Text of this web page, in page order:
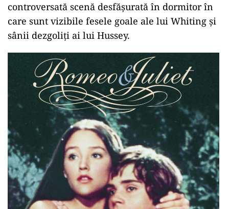
controversată scenă desfăşurată în dormitor în
care sunt vizibile fesele goale ale lui Whiting şi
sânii dezgoliţi ai lui Hussey.